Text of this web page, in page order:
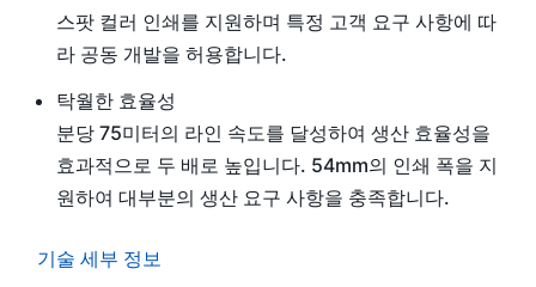
스팟 컬러 인쇄를 지원하며 특정 고객 요구 사항에 따
라 공동 개발을 허용합니다.
탁월한 효율성
분당 75미터의 라인 속도를 달성하여 생산 효율성을
효과적으로 두 배로 높입니다. 54mm의 인쇄 폭을 지
원하여 대부분의 생산 요구 사항을 충족합니다.
기술 세부 정보